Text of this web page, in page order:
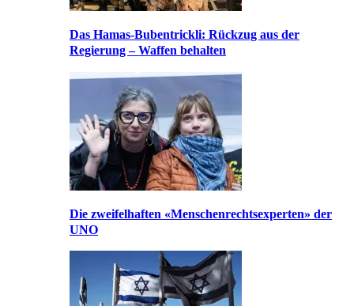
Das Hamas-Bubentrickli: Rückzug aus der
Regierung – Waffen behalten
Die zweifelhaften «Menschenrechtsexperten» der
UNO